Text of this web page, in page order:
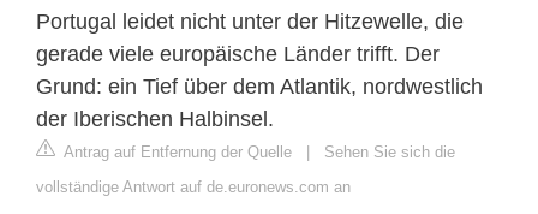
Portugal leidet nicht unter der Hitzewelle, die
gerade viele europäische Länder trifft. Der
Grund: ein Tief über dem Atlantik, nordwestlich
der Iberischen Halbinsel.
Antrag auf Entfernung der Quelle | Sehen Sie sich die
vollständige Antwort auf de.euronews.com an